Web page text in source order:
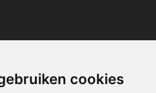
cookies